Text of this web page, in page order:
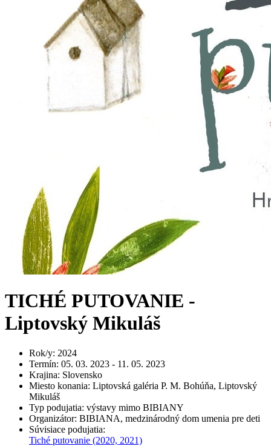
TICHÉ PUTOVANIE -
Liptovský Mikuláš
Rok/y: 2024
Termín: 05. 03. 2023 - 11. 05. 2023
Krajina: Slovensko
Miesto konania: Liptovská galéria P. M. Bohúňa, Liptovský
Mikuláš
Typ podujatia: výstavy mimo BIBIANY
Organizátor: BIBIANA, medzinárodný dom umenia pre deti
Súvisiace podujatia:
Tiché putovanie (2020, 2021)